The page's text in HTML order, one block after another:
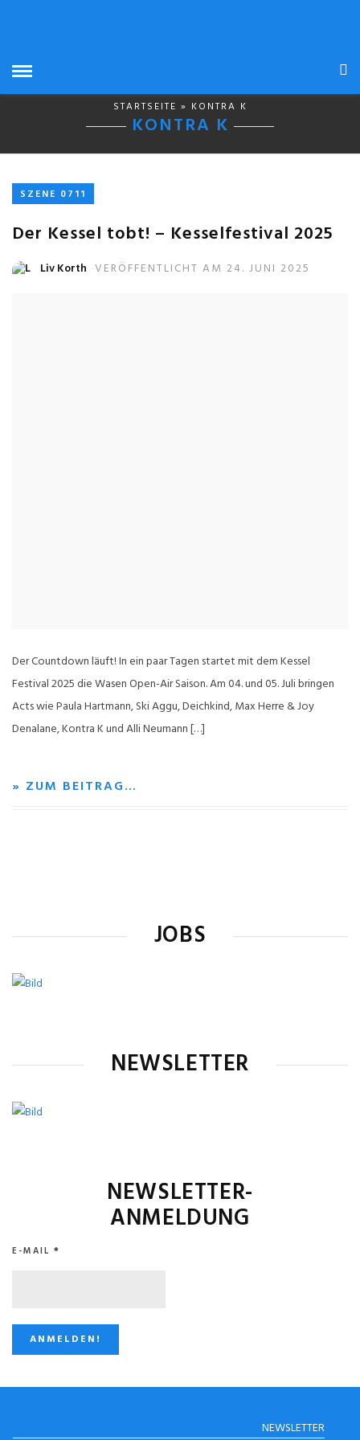
STARTSEITE » KONTRA K
KONTRA K
SZENE 0711
Der Kessel tobt! – Kesselfestival 2025
Liv Korth VERÖFFENTLICHT AM 24. JUNI 2025
Der Countdown läuft! In ein paar Tagen startet mit dem Kessel
Festival 2025 die Wasen Open-Air Saison. Am 04. und 05. Juli bringen
Acts wie Paula Hartmann, Ski Aggu, Deichkind, Max Herre & Joy
Denalane, Kontra K und Alli Neumann […]
» ZUM BEITRAG…
JOBS
NEWSLETTER
NEWSLETTER-
ANMELDUNG
E-MAIL *
STUGGI.TV AUFNEWSLETTER